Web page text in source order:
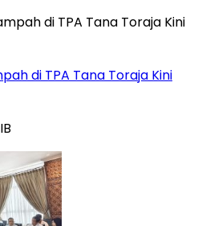
di TPA Tana Toraja Kini